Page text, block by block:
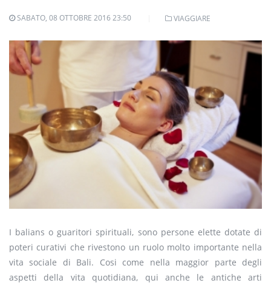
SABATO, 08 OTTOBRE 2016 23:50 VIAGGIARE
I balians o guaritori spirituali, sono persone elette dotate di
poteri curativi che rivestono un ruolo molto importante nella
vita sociale di Bali. Cosi come nella maggior parte degli
aspetti della vita quotidiana, qui anche le antiche arti